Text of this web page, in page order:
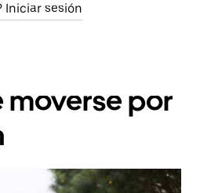
Iniciar sesión
moverse por